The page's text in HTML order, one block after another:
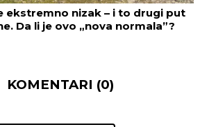
ekstremno nizak – i to drugi put
Da li je ovo „nova normala”?
KOMENTARI (0)